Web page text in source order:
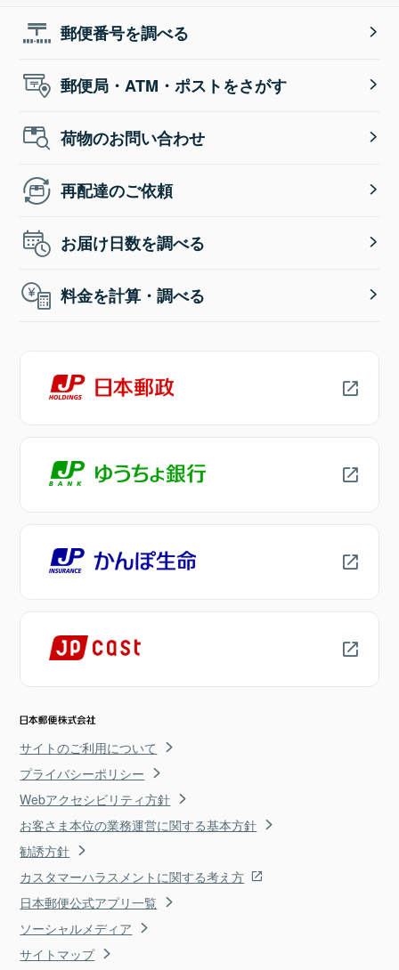
郵便番号を調べる
郵便局・ATM・ポストをさがす
荷物のお問い合わせ
再配達のご依頼
お届け日数を調べる
料金を計算・調べる
サイトのご利用について
プライバシーポリシー
Webアクセシビリティ方針
お客さま本位の業務運営に関する基本方針
勧誘方針
カスタマーハラスメントに関する考え方
日本郵便公式アプリ一覧
ソーシャルメディア
サイトマップ